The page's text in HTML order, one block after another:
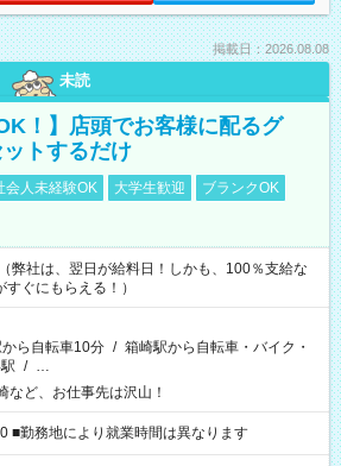
掲載日：2026.08.08
未読
！】店頭でお客様に配るグ
トするだけ
会人未経験OK 大学生歓迎
ブランクOK
弊社は、翌日が給料日！しかも、100％支給な
ぐにもらえる！）
ら自転車10分 / 箱崎駅から自転車・バイク・
/ …
など、お仕事先は沢山！
■勤務地により就業時間は異なります